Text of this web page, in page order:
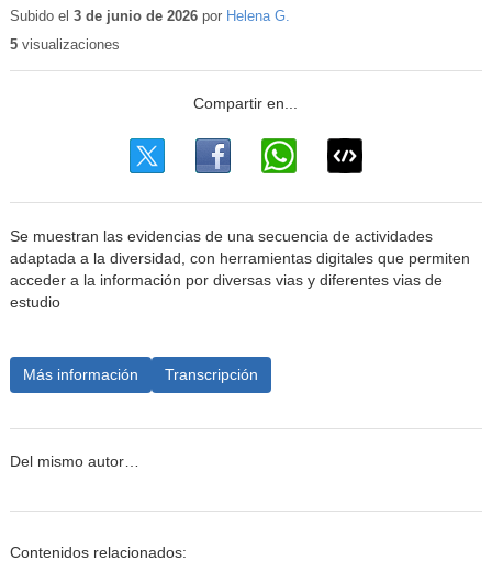
educativo
Subido el 3 de junio de 2026por Helena G.
5visualizaciones
Se muestran las evidencias de una secuencia de actividades
adaptada a la diversidad, con herramientas digitales que permiten
acceder a la información por diversas vias y diferentes vias de
estudio
Más información Transcripción
Del mismo autor…
Contenidos relacionados: